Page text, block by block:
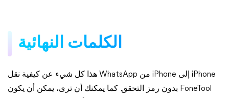
الكلمات النهائية
هذا كل شيء عن كيفية نقل WhatsApp من iPhone إلى iPhone
بدون رمز التحقق. كما يمكنك أن ترى، يمكن أن يكون FoneTool